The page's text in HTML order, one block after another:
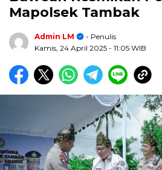
Mapolsek Tambak
Admin LM
- Penulis
Kamis, 24 April 2025 - 11:05 WIB